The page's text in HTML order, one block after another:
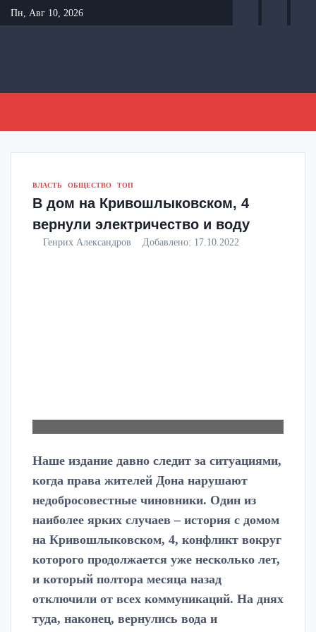
Перейти
к
Пн, Авг 10, 2026
ВЛАСТЬ ОБЩЕСТВО ТОП
В дом на Кривошлыковском, 4
вернули электричество и воду
Генрих Александров Добавлено: 17.10.2022
Наше издание давно следит за ситуациями,
когда права жителей Дона нарушают
недобросовестные чиновники. Один из
наиболее ярких случаев – история с домом
на Кривошлыковском, 4, конфликт вокруг
которого продолжается уже несколько лет,
и который полтора месяца назад
отключили от всех коммуникаций. На днях
туда, наконец, вернулись вода и